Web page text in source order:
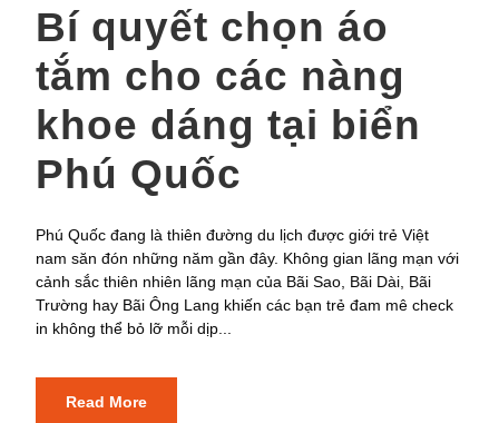
Bí quyết chọn áo
tắm cho các nàng
khoe dáng tại biển
Phú Quốc
Phú Quốc đang là thiên đường du lịch được giới trẻ Việt
nam săn đón những năm gần đây. Không gian lãng mạn với
cảnh sắc thiên nhiên lãng mạn của Bãi Sao, Bãi Dài, Bãi
Trường hay Bãi Ông Lang khiến các bạn trẻ đam mê check
in không thể bỏ lỡ mỗi dịp...
Read More